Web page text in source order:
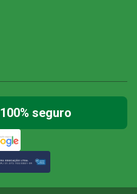
100% seguro